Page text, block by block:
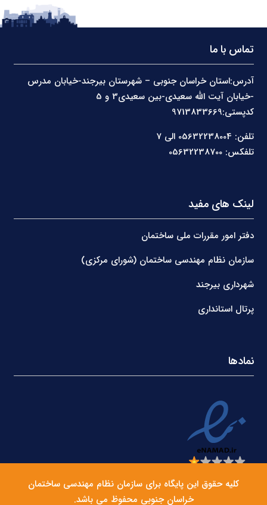
تماس با ما
آدرس:استان خراسان جنوبی – شهرستان بیرجند-خیابان مدرس
کدپستی:9713833669
تلفن: 05632238004 الی 7
تلفکس: 05632238700
لینک های مفید
دفتر امور مقررات ملی ساختمان
سازمان نظام مهندسی ساختمان (شورای مرکزی)
شهرداری بیرجند
پرتال استانداری
نمادها
کلیه حقوق این پایگاه برای سازمان نظام مهندسی ساختمان
خراسان جنوبی محفوظ می باشد.